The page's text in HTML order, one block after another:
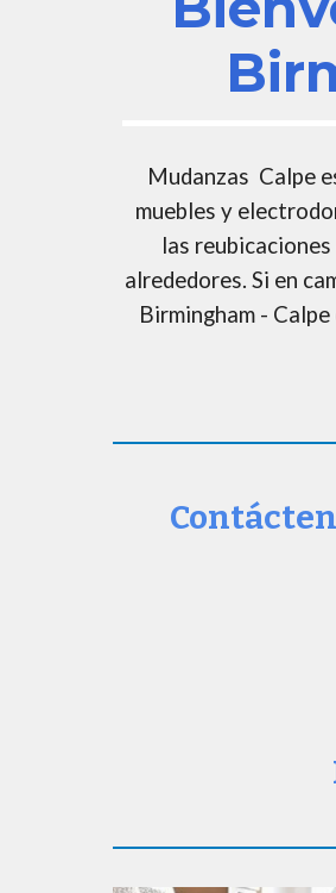
Mudanzas Calpe
muebles y
las
alrededores. Si en
Birmingham - Calpe